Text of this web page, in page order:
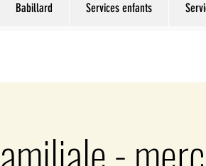
Babillard Services enfants